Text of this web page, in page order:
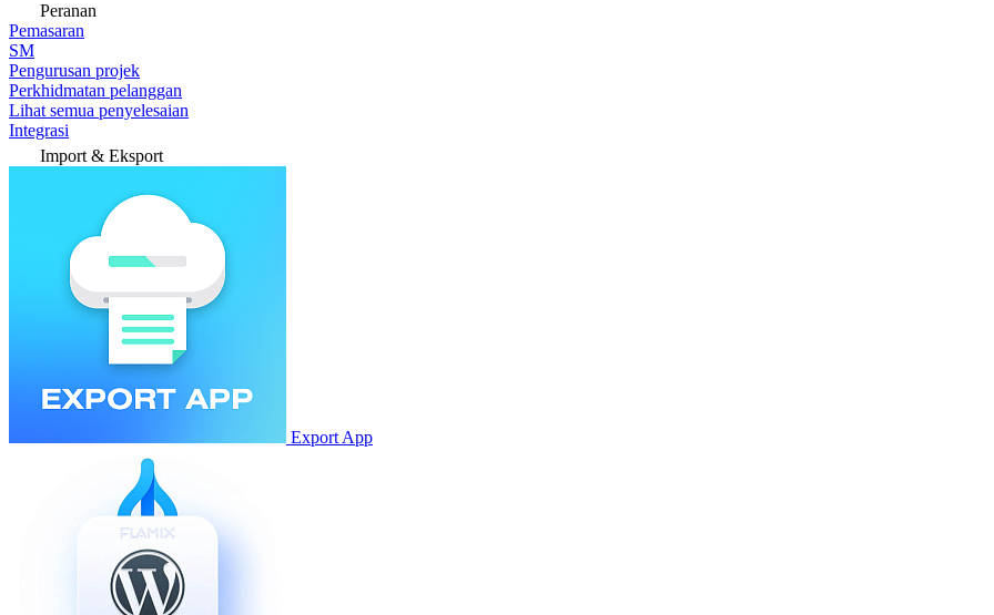
Peranan
Pemasaran
SM
Pengurusan projek
Perkhidmatan pelanggan
Lihat semua penyelesaian
Integrasi
Import & Eksport
Export App